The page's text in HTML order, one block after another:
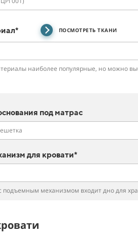
ПОСМОТРЕТЬ ТКАНИ
наиболее популярные, но можно
под матрас
для кровати*
подъемным механизмом входит дно для